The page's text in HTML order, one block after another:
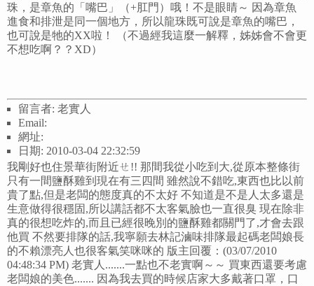
珠，是章魚的「嘴巴」（+肛門）哦！不是眼睛～ 因為章魚
進食和排泄是同一個地方，所以龍珠既可說是章魚的嘴巴，
也可說是牠的XX啦！ （不過經我這麼一解釋，姊姊會不會更
不想吃啊？？XD）
留言者: 老實人
Email:
網址:
日期: 2010-03-04 22:32:59
我剛好也住景華街附近ㄝ!! 那間我從小吃到大,從原本整條街
只有一間鹽酥雞到現在有三四間 雖然說不錯吃,東西也比以前
貴了點,但是老闆的態度真的不太好 不知道是不是人太多還是
生意做得很穩固,所以講話都不太客氣臉也一直很臭 現在除非
真的很想吃炸的,而且已經很晚別的鹽酥雞都關門了,才會去跟
他買 不然要排隊的話,我寧願去林記滷味排隊最起碼老闆娘長
的不賴漂亮人也很客氣笑咪咪的 版主回覆：(03/07/2010
04:48:34 PM) 老實人.......一點也不老實啊～～ 買東西還要考慮
老闆娘的美色....... 因為我去買的時候店家大多戴著口罩，口